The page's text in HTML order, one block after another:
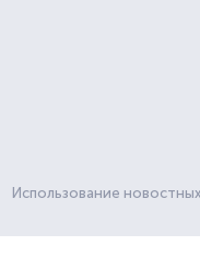
Использование